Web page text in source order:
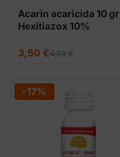
Acarin acaricida 10 gr
Hexitiazox 10%
4,50€
El
precio
4,50 €.
3,50 €
El
precio
3,50 €.
-17%